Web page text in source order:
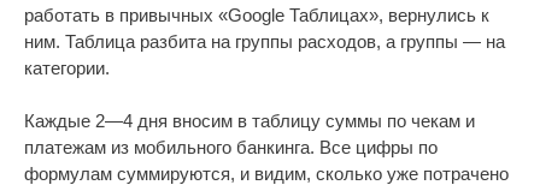
работать в привычных «Google Таблицах», вернулись к
ним. Таблица разбита на группы расходов, а группы — на
категории.
Каждые 2—4 дня вносим в таблицу суммы по чекам и
платежам из мобильного банкинга. Все цифры по
формулам суммируются, и видим, сколько уже потрачено